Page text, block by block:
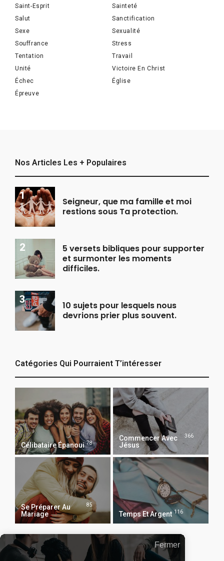
Saint-Esprit
Sainteté
Salut
Sanctification
Sexe
Sexualité
Souffrance
Stress
Tentation
Travail
Unité
Victoire En Christ
Échec
Église
Épreuve
Nos Articles Les + Populaires
Seigneur, que ma famille et moi
restions sous Ta protection.
5 versets bibliques pour supporter
et surmonter les moments
difficiles.
10 sujets pour lesquels nous
devrions prier plus souvent.
Catégories Qui Pourraient T’intéresser
Célibataire Épanoui 78
Commencer Avec
Jésus
366
Se Préparer Au
Mariage
85
Temps Et Argent 116
Recevoir Notre Newsletter Chaque Matin
Fermer